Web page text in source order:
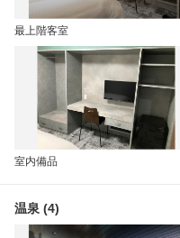
最上階客室
室内備品
温泉 (4)